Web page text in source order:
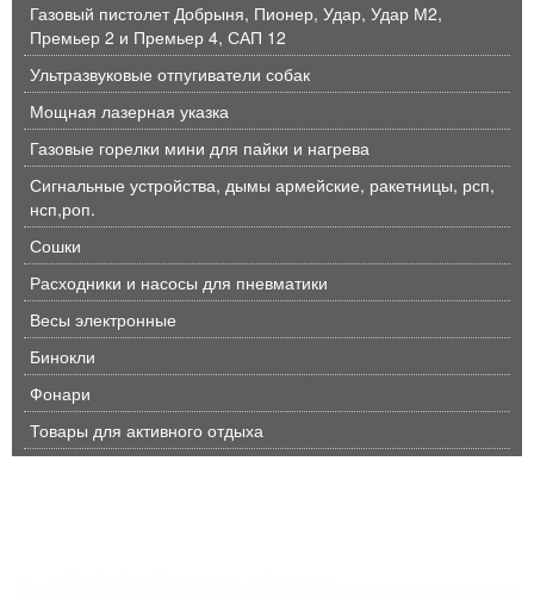
Газовый пистолет Добрыня, Пионер, Удар, Удар М2,
Премьер 2 и Премьер 4, САП 12
Ультразвуковые отпугиватели собак
Мощная лазерная указка
Газовые горелки мини для пайки и нагрева
Сигнальные устройства, дымы армейские, ракетницы, рсп,
нсп,роп.
Сошки
Расходники и насосы для пневматики
Весы электронные
Бинокли
Фонари
Товары для активного отдыха